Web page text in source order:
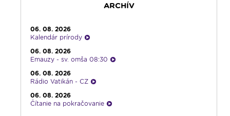
Čítanie na pokračovanie + repríza
23:30
Infolumen - repríza
ARCHÍV
06. 08. 2026
Kalendár prírody
06. 08. 2026
Emauzy - sv. omša 08:30
06. 08. 2026
Rádio Vatikán - CZ
06. 08. 2026
Čítanie na pokračovanie